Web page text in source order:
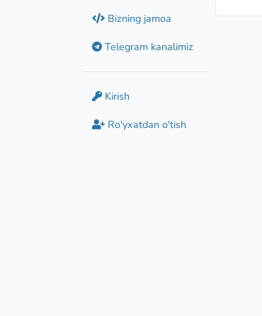
Bizning jamoa
Telegram kanalimiz
Kirish
Ro'yxatdan o'tish